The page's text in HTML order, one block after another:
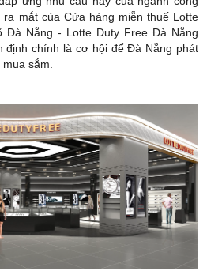
ra mắt của Cửa hàng miễn thuế Lotte
Đà Nẵng - Lotte Duty Free Đà Nẵng
định chính là cơ hội để Đà Nẵng phát
sắm.